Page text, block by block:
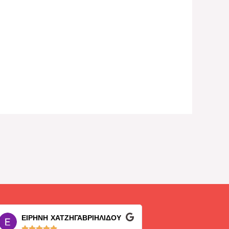
ΕΙΡΗΝΗ ΧΑΤΖΗΓΑΒΡΙΗΛΙΔΟΥ